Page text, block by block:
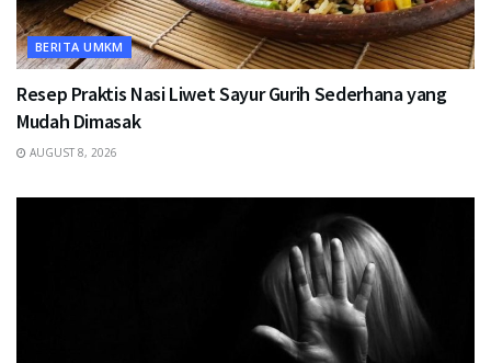
BERITA UMKM
Resep Praktis Nasi Liwet Sayur Gurih Sederhana yang
Mudah Dimasak
AUGUST 8, 2026